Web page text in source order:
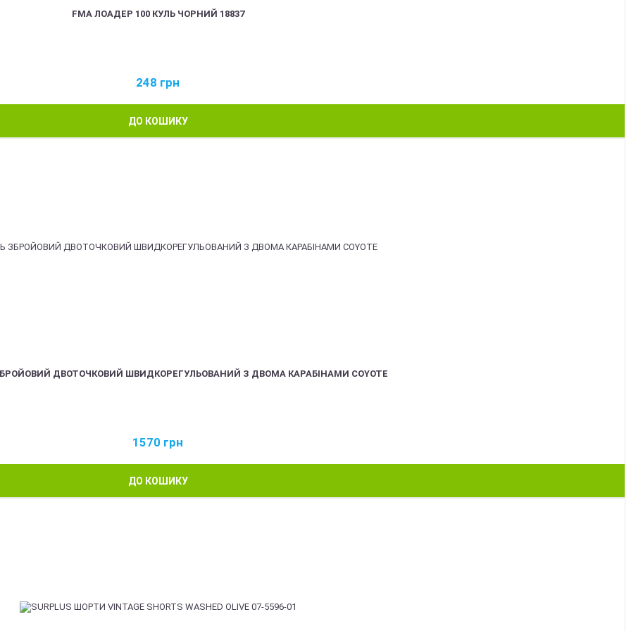
FMA ЛОАДЕР 100 КУЛЬ ЧОРНИЙ 18837
248 грн
ДО КОШИКУ
ДВОТОЧКОВИЙ ШВИДКОРЕГУЛЬОВАНИЙ З ДВОМА КАРАБІНАМИ COYOTE
1570 грн
ДО КОШИКУ